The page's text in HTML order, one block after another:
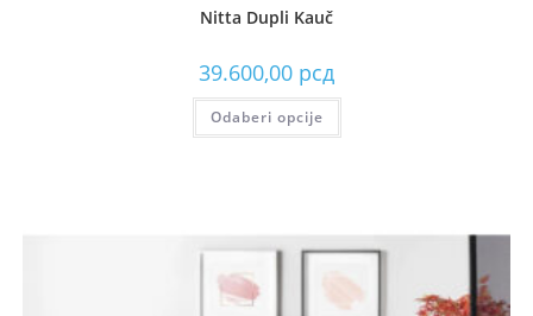
Nitta Dupli Kauč
39.600,00 рсд
Odaberi opcije